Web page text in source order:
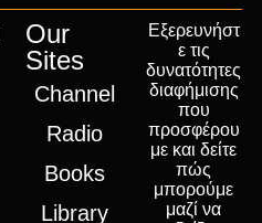
Our
Sites
Channel
Radio
Books
Library
Εξερευνήστ
ε τις
δυνατότητες
διαφήμισης
που
προσφέρου
με και δείτε
πώς
μπορούμε
μαζί να